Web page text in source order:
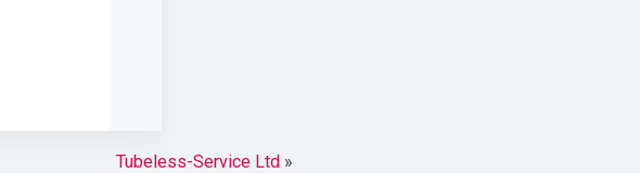
Tubeless-Service Ltd »